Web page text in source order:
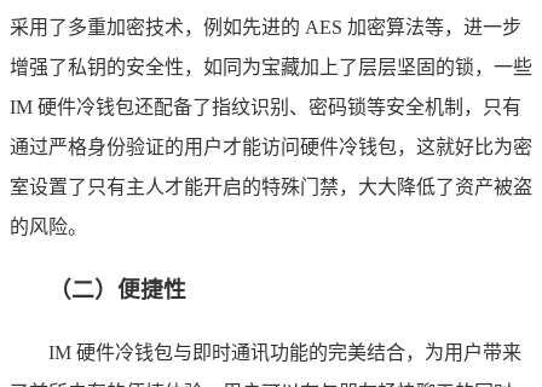
采用了多重加密技术，例如先进的 AES 加密算法等，进一步
增强了私钥的安全性，如同为宝藏加上了层层坚固的锁，一些
IM 硬件冷钱包还配备了指纹识别、密码锁等安全机制，只有
通过严格身份验证的用户才能访问硬件冷钱包，这就好比为密
室设置了只有主人才能开启的特殊门禁，大大降低了资产被盗
的风险。
（二）便捷性
IM 硬件冷钱包与即时通讯功能的完美结合，为用户带来